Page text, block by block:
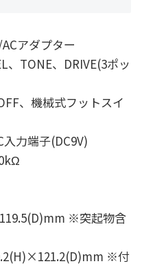
アダプター
、TONE、DRIVE(3ポッ
、機械式フットスイ
力端子(DC9V)
※突起物含
※付